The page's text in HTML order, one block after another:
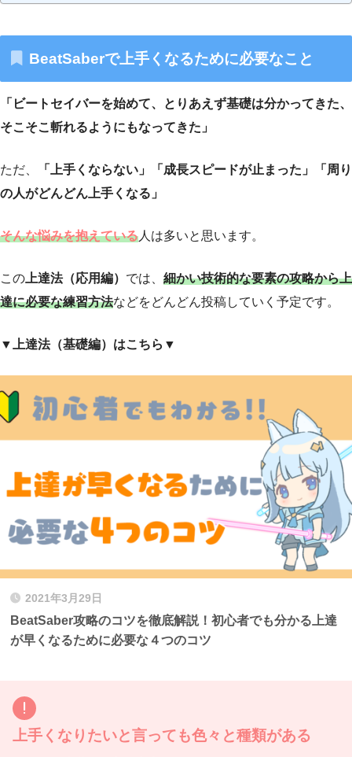
BeatSaberで上手くなるために必要なこと
「ビートセイバーを始めて、とりあえず基礎は分かってきた、
そこそこ斬れるようにもなってきた」
ただ、
「上手くならない」「成長スピードが止まった」「周り
の人がどんどん上手くなる」
そんな悩みを抱えている人は多いと思います。
この 上達法（応用編） では、 細かい技術的な要素の攻略から上
達に必要な練習方法などをどんどん投稿していく予定です。
▼上達法（基礎編）はこちら▼
2021年3月29日
BeatSaber攻略のコツを徹底解説！初心者でも分かる上達
が早くなるために必要な４つのコツ
上手くなりたいと言っても色々と種類がある